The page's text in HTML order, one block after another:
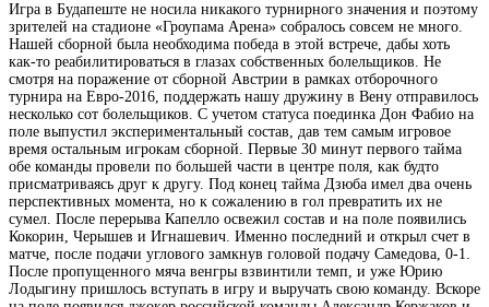
Игра в Будапеште не носила никакого турнирного значения и поэтому
зрителей на стадионе «Гроупама Арена» собралось совсем не много.
Нашей сборной была необходима победа в этой встрече, дабы хоть
как-то реабилитироваться в глазах собственных болельщиков. Не
смотря на поражение от сборной Австрии в рамках отборочного
турнира на Евро-2016, поддержать нашу дружину в Вену отправилось
несколько сот болельщиков. С учетом статуса поединка Дон Фабио на
поле выпустил экспериментальный состав, дав тем самым игровое
время остальным игрокам сборной. Первые 30 минут первого тайма
обе команды провели по большей части в центре поля, как будто
присматриваясь друг к другу. Под конец тайма Дзюба имел два очень
перспективных момента, но к сожалению в гол превратить их не
сумел. После перерыва Капелло освежил состав и на поле появились
Кокорин, Черышев и Игнашевич. Именно последний и открыл счет в
матче, после подачи углового замкнув головой подачу Самедова, 0-1.
После пропущенного мяча венгры взвинтили темп, и уже Юрию
Лодыгину пришлось вступать в игру и выручать свою команду. Вскоре